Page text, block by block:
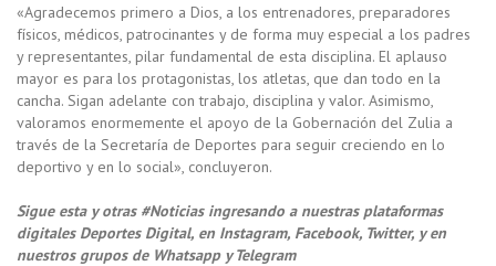
«Agradecemos primero a Dios, a los entrenadores, preparadores
físicos, médicos, patrocinantes y de forma muy especial a los padres
y representantes, pilar fundamental de esta disciplina. El aplauso
mayor es para los protagonistas, los atletas, que dan todo en la
cancha. Sigan adelante con trabajo, disciplina y valor. Asimismo,
valoramos enormemente el apoyo de la Gobernación del Zulia a
través de la Secretaría de Deportes para seguir creciendo en lo
deportivo y en lo social», concluyeron.
Sigue esta y otras #Noticias ingresando a nuestras plataformas
digitales Deportes Digital, en Instagram, Facebook, Twitter, y en
nuestros grupos de Whatsapp y Telegram